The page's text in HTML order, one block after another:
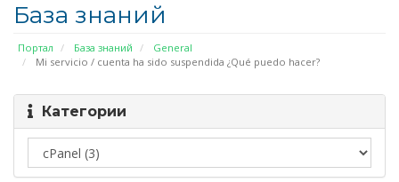
База знаний
Портал База знаний
General
Mi servicio / cuenta ha sido suspendida ¿Qué puedo hacer?
Категории